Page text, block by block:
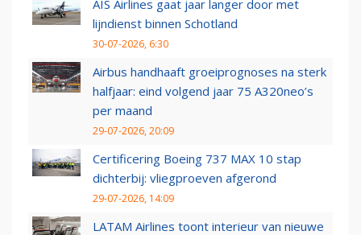
AIS Airlines gaat jaar langer door met
lijndienst binnen Schotland
30-07-2026, 6:30
Airbus handhaaft groeiprognoses na sterk
halfjaar: eind volgend jaar 75 A320neo’s
per maand
29-07-2026, 20:09
Certificering Boeing 737 MAX 10 stap
dichterbij: vliegproeven afgerond
29-07-2026, 14:09
LATAM Airlines toont interieur van nieuwe